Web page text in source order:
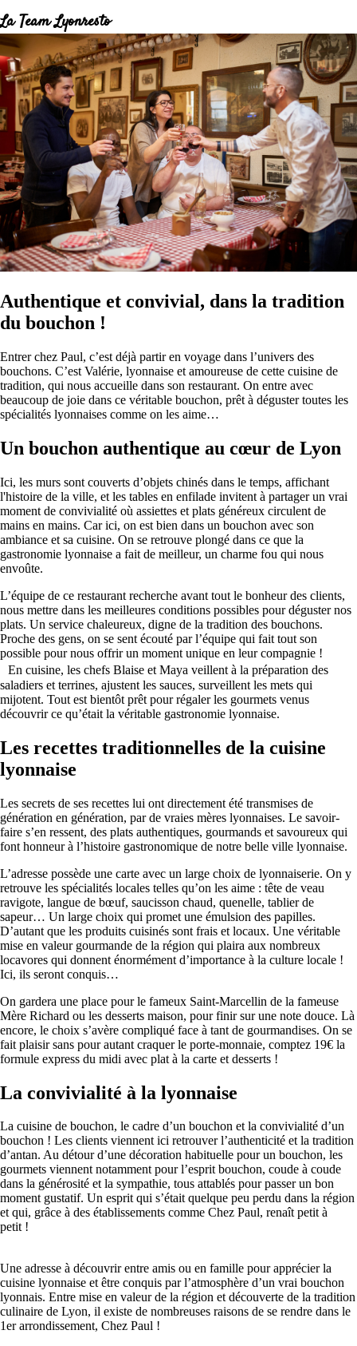
La Team Lyonresto
Authentique et convivial, dans la tradition
du bouchon !
Entrer chez Paul, c’est déjà partir en voyage dans l’univers des
bouchons. C’est Valérie, lyonnaise et amoureuse de cette cuisine de
tradition, qui nous accueille dans son restaurant. On entre avec
beaucoup de joie dans ce véritable bouchon, prêt à déguster toutes les
spécialités lyonnaises comme on les aime…
Un bouchon authentique au cœur de Lyon
Ici, les murs sont couverts d’objets chinés dans le temps, affichant
l'histoire de la ville, et les tables en enfilade invitent à partager un vrai
moment de convivialité où assiettes et plats généreux circulent de
mains en mains. Car ici, on est bien dans un bouchon avec son
ambiance et sa cuisine. On se retrouve plongé dans ce que la
gastronomie lyonnaise a fait de meilleur, un charme fou qui nous
envoûte.
L’équipe de ce restaurant recherche avant tout le bonheur des clients,
nous mettre dans les meilleures conditions possibles pour déguster nos
plats. Un service chaleureux, digne de la tradition des bouchons.
Proche des gens, on se sent écouté par l’équipe qui fait tout son
possible pour nous offrir un moment unique en leur compagnie !
En cuisine, les chefs Blaise et Maya veillent à la préparation des
saladiers et terrines, ajustent les sauces, surveillent les mets qui
mijotent. Tout est bientôt prêt pour régaler les gourmets venus
découvrir ce qu’était la véritable gastronomie lyonnaise.
Les recettes traditionnelles de la cuisine
lyonnaise
Les secrets de ses recettes lui ont directement été transmises de
génération en génération, par de vraies mères lyonnaises. Le savoir-
faire s’en ressent, des plats authentiques, gourmands et savoureux qui
font honneur à l’histoire gastronomique de notre belle ville lyonnaise.
L’adresse possède une carte avec un large choix de lyonnaiserie. On y
retrouve les spécialités locales telles qu’on les aime : tête de veau
ravigote, langue de bœuf, saucisson chaud, quenelle, tablier de
sapeur… Un large choix qui promet une émulsion des papilles.
D’autant que les produits cuisinés sont frais et locaux. Une véritable
mise en valeur gourmande de la région qui plaira aux nombreux
locavores qui donnent énormément d’importance à la culture locale !
Ici, ils seront conquis…
On gardera une place pour le fameux Saint-Marcellin de la fameuse
Mère Richard ou les desserts maison, pour finir sur une note douce. Là
encore, le choix s’avère compliqué face à tant de gourmandises. On se
fait plaisir sans pour autant craquer le porte-monnaie, comptez 19€ la
formule express du midi avec plat à la carte et desserts !
La convivialité à la lyonnaise
La cuisine de bouchon, le cadre d’un bouchon et la convivialité d’un
bouchon ! Les clients viennent ici retrouver l’authenticité et la tradition
d’antan. Au détour d’une décoration habituelle pour un bouchon, les
gourmets viennent notamment pour l’esprit bouchon, coude à coude
dans la générosité et la sympathie, tous attablés pour passer un bon
moment gustatif. Un esprit qui s’était quelque peu perdu dans la région
et qui, grâce à des établissements comme Chez Paul, renaît petit à
petit !
Une adresse à découvrir entre amis ou en famille pour apprécier la
cuisine lyonnaise et être conquis par l’atmosphère d’un vrai bouchon
lyonnais. Entre mise en valeur de la région et découverte de la tradition
culinaire de Lyon, il existe de nombreuses raisons de se rendre dans le
1er arrondissement, Chez Paul !